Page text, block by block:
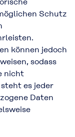
Schutz
können jedoch
sodass
nicht
es jeder
Daten